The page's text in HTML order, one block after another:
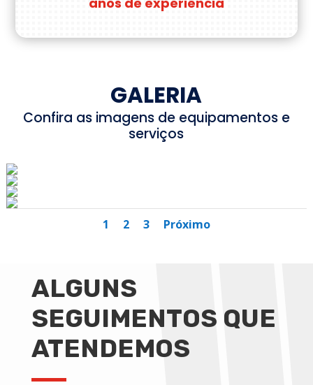
GALERIA
Confira as imagens de equipamentos e
serviços
1 2 3 Próximo
ALGUNS
SEGUIMENTOS QUE
ATENDEMOS